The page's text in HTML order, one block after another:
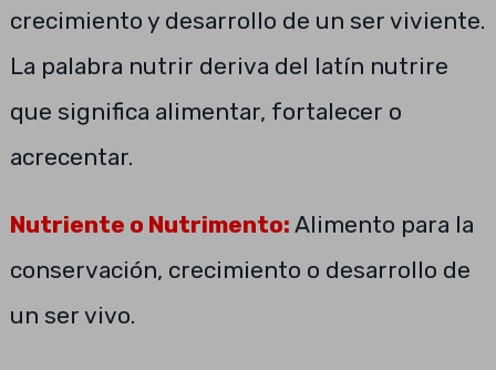
crecimiento y desarrollo de un ser viviente.
La palabra nutrir deriva del latín nutrire
que significa alimentar, fortalecer o
acrecentar.
Nutriente o Nutrimento: Alimento para la
conservación, crecimiento o desarrollo de
un ser vivo.